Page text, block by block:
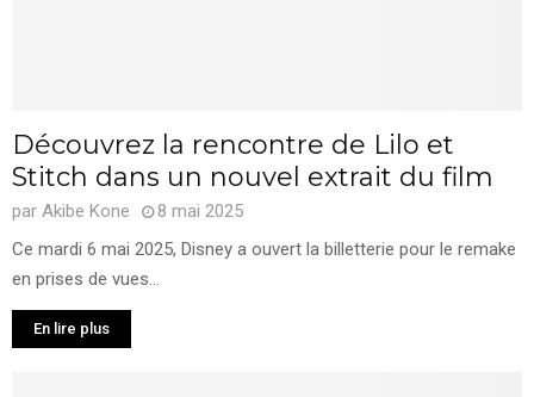
Découvrez la rencontre de Lilo et
Stitch dans un nouvel extrait du film
par Akibe Kone
8 mai 2025
Ce mardi 6 mai 2025, Disney a ouvert la billetterie pour le remake
en prises de vues...
En lire plus